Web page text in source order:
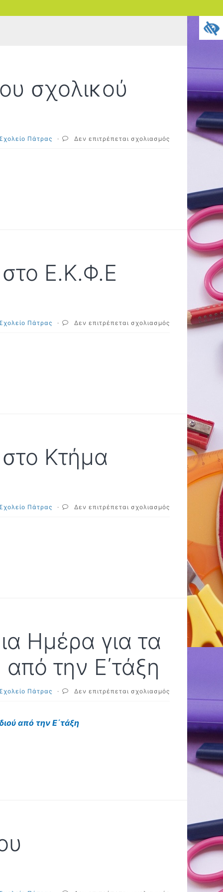
σχολικού
Πάτρας · Δεν επιτρέπεται σχολιασμός
εκφοβισμού
στο Ε.Κ.Φ.Ε
Πάτρας · Δεν επιτρέπεται σχολιασμός
Εκπαιδευτική
Κτήμα
Πάτρας · Δεν επιτρέπεται σχολιασμός
Ημέρα για τα
την Ε΄τάξη
Πάτρας · Δεν επιτρέπεται σχολιασμός
Δράση
Παγκόσμια
Ημέρα
Δικαιώματα
από την Ε΄τάξη